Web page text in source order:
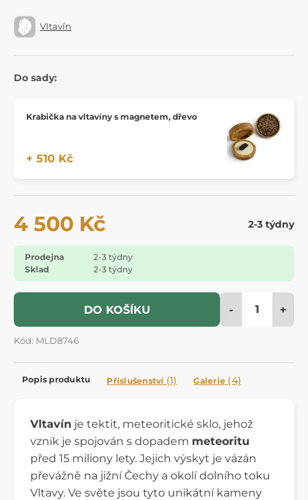
Vltavín
Do sady:
Krabička na vltavíny s magnetem, dřevo
+ 510 Kč
4 500 Kč 2-3 týdny
Prodejna
2-3 týdny
Sklad
2-3 týdny
DO KOŠÍKU - +
Kód: MLD8746
Popis produktu Příslušenství (1) Galerie (4)
Vltavín je tektit, meteoritické sklo, jehož
vznik je spojován s dopadem meteoritu
před 15 miliony lety. Jejich výskyt je vázán
převážně na jižní Čechy a okolí dolního toku
Vltavy. Ve světe jsou tyto unikátní kameny